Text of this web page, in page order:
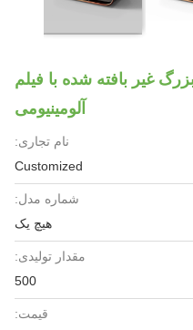
غیر بافته شده با فیلم
آلومینیومی
نام تجاری:
Customized
شماره مدل:
هیچ یک
مقدار تولیدی:
500
قیمت: